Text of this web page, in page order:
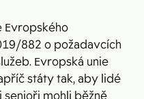
Evropského
882 o požadavcích
Evropská unie
státy tak, aby lidé
mohli běžně